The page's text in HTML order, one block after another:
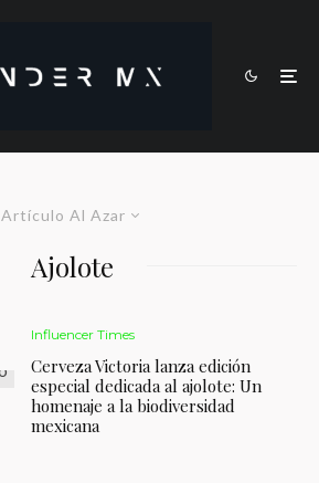
Artículo Al Azar
Ajolote
Influencer Times
Cerveza Victoria lanza edición
especial dedicada al ajolote: Un
homenaje a la biodiversidad
mexicana